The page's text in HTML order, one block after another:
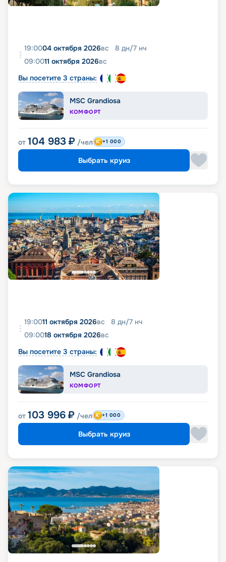
19:0004 октября 2026вс 8 дн/7 нч
09:0011 октября 2026вс
Вы посетите 3 страны:
MSC Grandiosa
КОМФОРТ
от 104 983 ₽ /чел +1 000
Выбрать круиз
19:0011 октября 2026вс 8 дн/7 нч
09:0018 октября 2026вс
Вы посетите 3 страны:
MSC Grandiosa
КОМФОРТ
от 103 996 ₽ /чел +1 000
Выбрать круиз